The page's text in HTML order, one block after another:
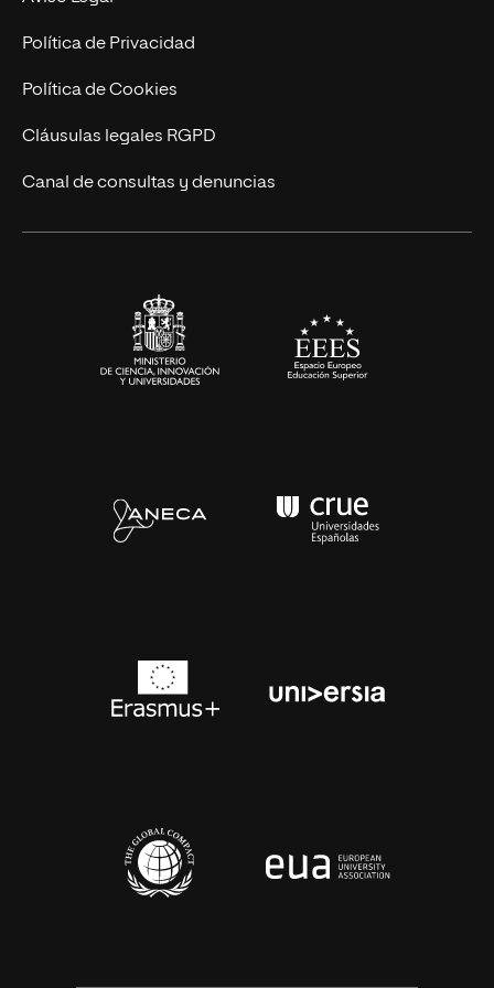
Marketing y Comunicación
Ingeniería
Diseño
Ciencias de la Salud
Política de Privacidad
Política de Cookies
Cláusulas legales RGPD
Canal de consultas y denuncias